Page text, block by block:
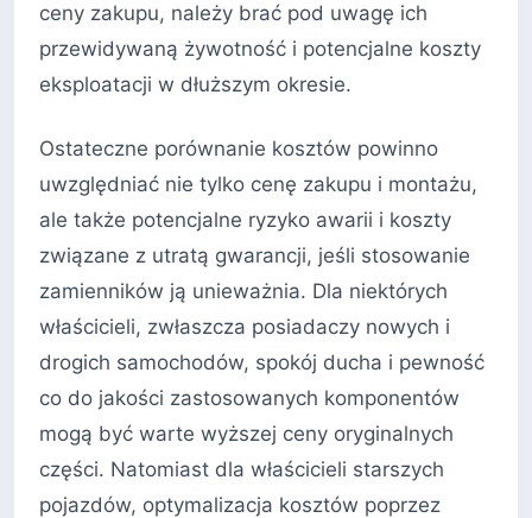
ceny zakupu, należy brać pod uwagę ich
przewidywaną żywotność i potencjalne koszty
eksploatacji w dłuższym okresie.
Ostateczne porównanie kosztów powinno
uwzględniać nie tylko cenę zakupu i montażu,
ale także potencjalne ryzyko awarii i koszty
związane z utratą gwarancji, jeśli stosowanie
zamienników ją unieważnia. Dla niektórych
właścicieli, zwłaszcza posiadaczy nowych i
drogich samochodów, spokój ducha i pewność
co do jakości zastosowanych komponentów
mogą być warte wyższej ceny oryginalnych
części. Natomiast dla właścicieli starszych
pojazdów, optymalizacja kosztów poprzez